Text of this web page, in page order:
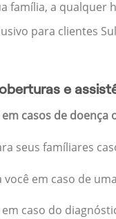
família, a qualquer
para clientes
e
casos de doença
seus famíliares
em caso de
caso do